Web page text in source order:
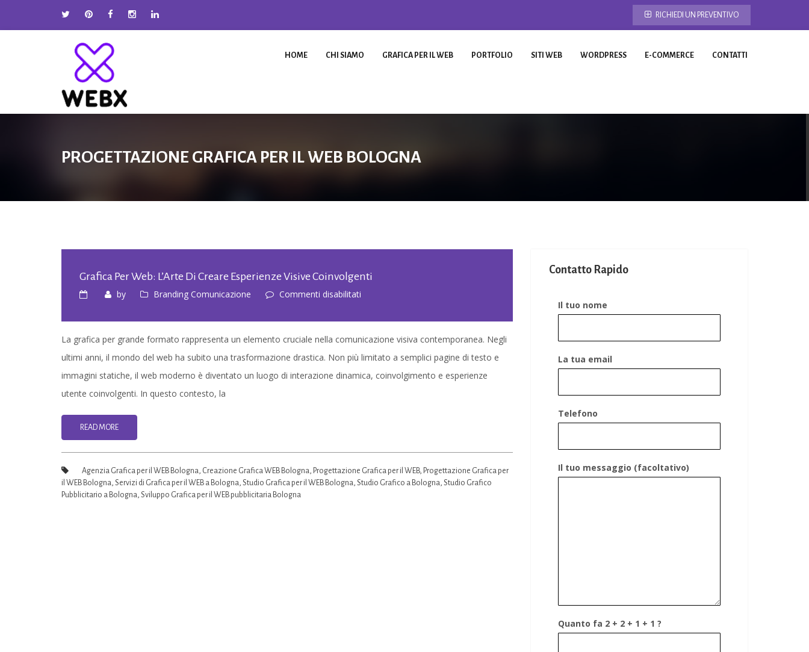
RICHIEDI UN PREVENTIVO
HOME CHI SIAMO GRAFICA PER IL WEB PORTFOLIO SITI WEB WORDPRESS E-COMMERCE CONTATTI
PROGETTAZIONE GRAFICA PER IL WEB BOLOGNA
Grafica Per Web: L’Arte Di Creare Esperienze Visive Coinvolgenti
by Branding Comunicazione Commenti disabilitati
Coinvolgenti
La grafica per grande formato rappresenta un elemento cruciale nella comunicazione visiva contemporanea. Negli
ultimi anni, il mondo del web ha subito una trasformazione drastica. Non più limitato a semplici pagine di testo e
immagini statiche, il web moderno è diventato un luogo di interazione dinamica, coinvolgimento e esperienze
utente coinvolgenti. In questo contesto, la
READ MORE
Agenzia Grafica per il WEB Bologna, Creazione Grafica WEB Bologna, Progettazione Grafica per il WEB, Progettazione Grafica per
il WEB Bologna, Servizi di Grafica per il WEB a Bologna, Studio Grafica per il WEB Bologna, Studio Grafico a Bologna, Studio Grafico
Pubblicitario a Bologna, Sviluppo Grafica per il WEB pubblicitaria Bologna
Contatto Rapido
Il tuo nome
La tua email
Telefono
Il tuo messaggio (facoltativo)
Quanto fa 2 + 2 + 1 + 1 ?